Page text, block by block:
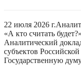
22 июля 2026 г.
«А кто считать
Аналитический
субъектов
Государственную